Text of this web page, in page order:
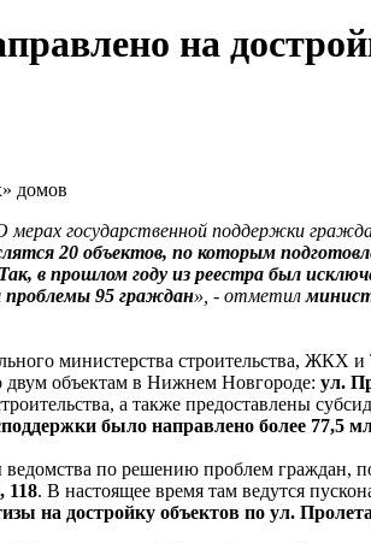
на
домов
государственной поддержки
20 объектов, по которым
Так, в прошлом году из реестра был
95 граждан», - отметил
министерства строительства, ЖКХ
объектам в Нижнем Новгороде: ул.
а также предоставлены
было направлено более 77,5
по решению проблем граждан,
118. В настоящее время там ведутся
на достройку объектов по ул.